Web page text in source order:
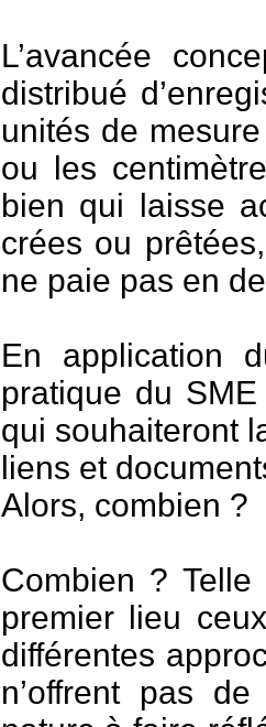
L’avancée
distribué
unités de
ou les
bien qui laisse
crées ou
ne paie pas en
En application
pratique du
qui souhaiteront
liens et
Alors, combien ?
Combien ?
premier lieu
différentes
n’offrent pas